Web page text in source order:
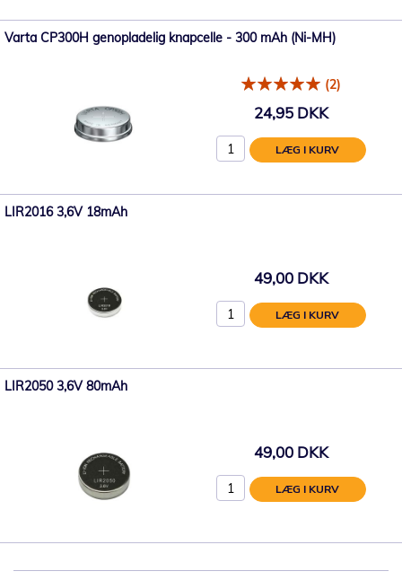
Varta CP300H genopladelig knapcelle - 300 mAh (Ni-MH)
(2)
24,95 DKK
LÆG I KURV
LIR2016 3,6V 18mAh
49,00 DKK
LÆG I KURV
LIR2050 3,6V 80mAh
49,00 DKK
LÆG I KURV